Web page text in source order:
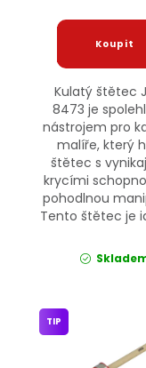
Kulatý štětec
8473 je
nástrojem pro
malíře, který
štětec s
krycími
pohodlnou
Tento štětec je
TIP